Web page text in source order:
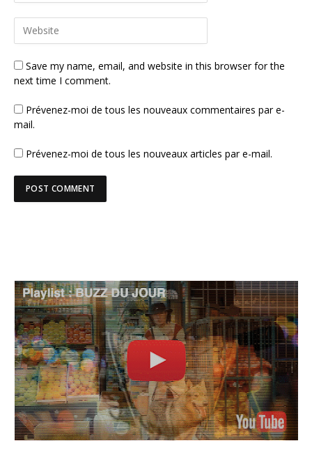
Save my name, email, and website in this browser for the
next time I comment.
Prévenez-moi de tous les nouveaux commentaires par e-
mail.
Prévenez-moi de tous les nouveaux articles par e-mail.